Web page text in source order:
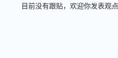
目前没有跟贴，欢迎你发表观点